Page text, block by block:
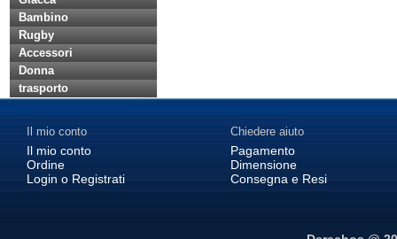
Bambino
Rugby
Accessori
Donna
trasporto
Il mio conto
Il mio conto
Ordine
Login o Registrati
Chiedere aiuto
Pagamento
Dimensione
Consegna e Resi